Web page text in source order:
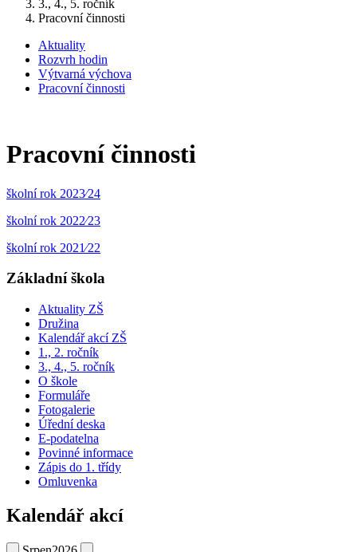
3., 4., 5. ročník
Pracovní činnosti
Aktuality
Rozvrh hodin
Výtvarná výchova
Pracovní činnosti
Pracovní činnosti
školní rok 2023⁄24
školní rok 2022⁄23
školní rok 2021⁄22
Základní škola
Aktuality ZŠ
Družina
Kalendář akcí ZŠ
1., 2. ročník
3., 4., 5. ročník
O škole
Formuláře
Fotogalerie
Úřední deska
E-podatelna
Povinné informace
Zápis do 1. třídy
Omluvenka
Kalendář akcí